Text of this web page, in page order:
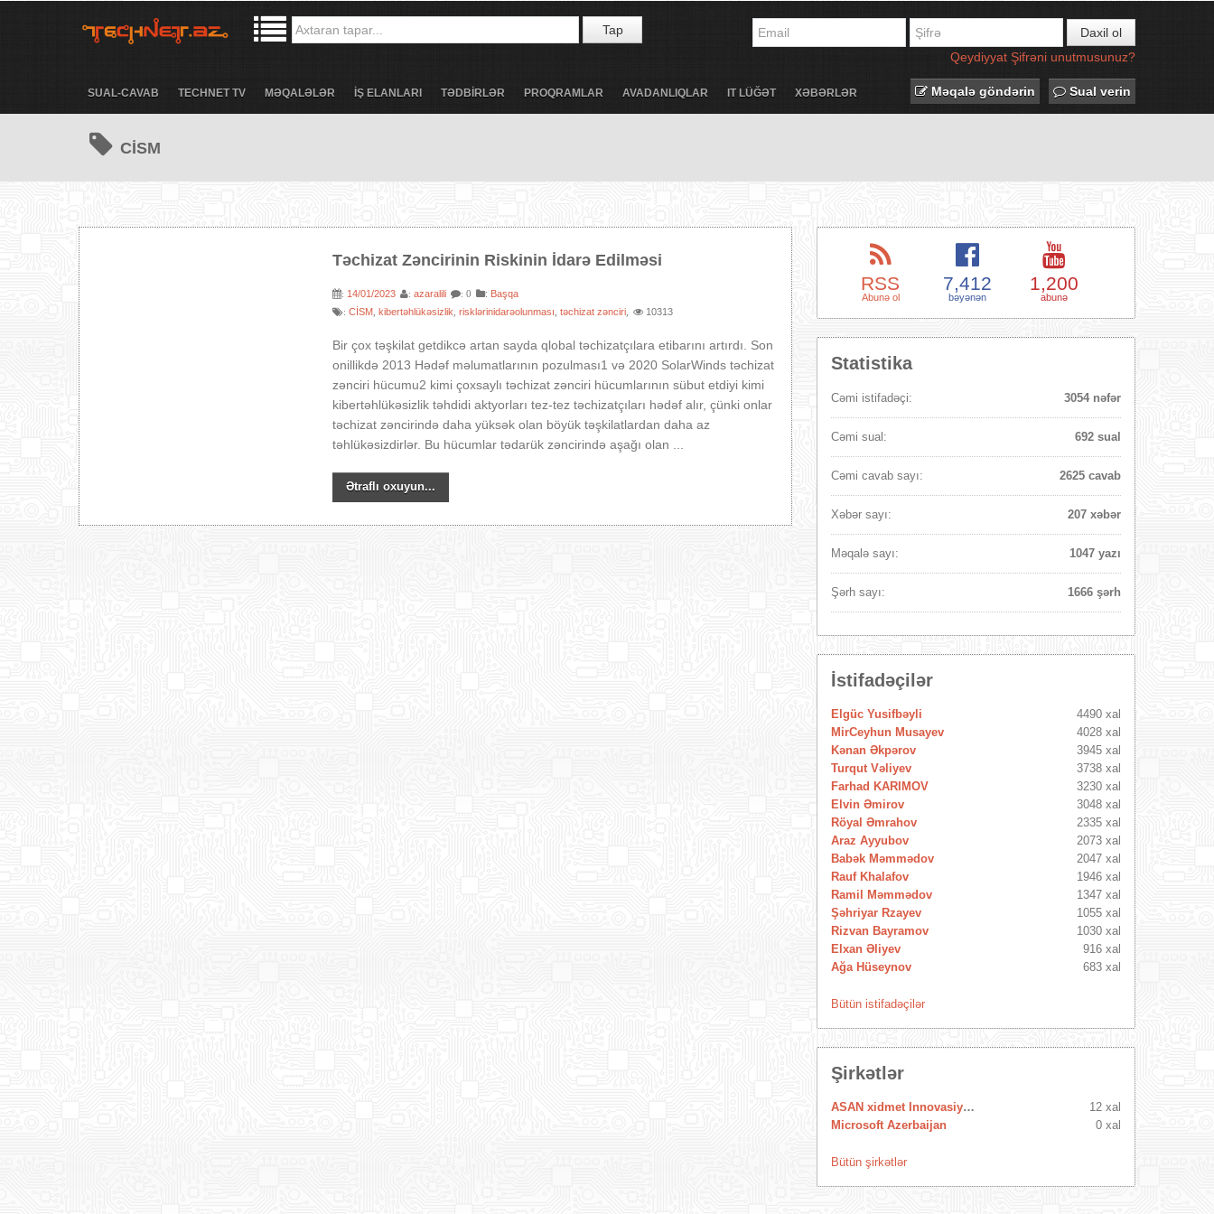
Tap
Daxil ol
Qeydiyyat Şifrəni unutmusunuz?
SUAL-CAVAB TECHNET TV MƏQALƏLƏR İŞ ELANLARI TƏDBİRLƏR PROQRAMLAR AVADANLIQLAR IT LÜĞƏT XƏBƏRLƏR Məqalə göndərin Sual verin
CİSM
Təchizat Zəncirinin Riskinin İdarə Edilməsi
: 14/01/2023 :azaralili : 0 : Başqa
:CİSM kibertəhlükəsizlik ,risklərinidarəolunması ,təchizat zənciri 10313
Bir çox təşkilat getdikcə artan sayda qlobal təchizatçılara etibarını artırdı. Son
onillikdə 2013 Hədəf məlumatlarının pozulması1 və 2020 SolarWinds təchizat
zənciri hücumu2 kimi çoxsaylı təchizat zənciri hücumlarının sübut etdiyi kimi
kibertəhlükəsizlik təhdidi aktyorları tez-tez təchizatçıları hədəf alır, çünki onlar
təchizat zəncirində daha yüksək olan böyük təşkilatlardan daha az
təhlükəsizdirlər. Bu hücumlar tədarük zəncirində aşağı olan ...
Ətraflı oxuyun...
RSS
Abunə ol
7,412
bəyənən
1,200
abunə
Statistika
Cəmi istifadəçi: 3054 nəfər
Cəmi sual: 692 sual
Cəmi cavab sayı: 2625 cavab
Xəbər sayı: 207 xəbər
Məqalə sayı: 1047 yazı
Şərh sayı: 1666 şərh
İstifadəçilər
Elgüc Yusifbəyli
4490 xal
MirCeyhun Musayev
4028 xal
Kənan Əkpərov
3945 xal
Turqut Vəliyev
3738 xal
Farhad KARIMOV
3230 xal
Elvin Əmirov
3048 xal
Röyal Əmrahov
2335 xal
Araz Ayyubov
2073 xal
Babək Məmmədov
2047 xal
Rauf Khalafov
1946 xal
Ramil Məmmədov
1347 xal
Şəhriyar Rzayev
1055 xal
Rizvan Bayramov
1030 xal
Elxan Əliyev
916 xal
Ağa Hüseynov
683 xal
Bütün istifadəçilər
Şirkətlər
ASAN xidmet Innovasiya Mərkəzi
12 xal
Microsoft Azerbaijan
0 xal
Bütün şirkətlər